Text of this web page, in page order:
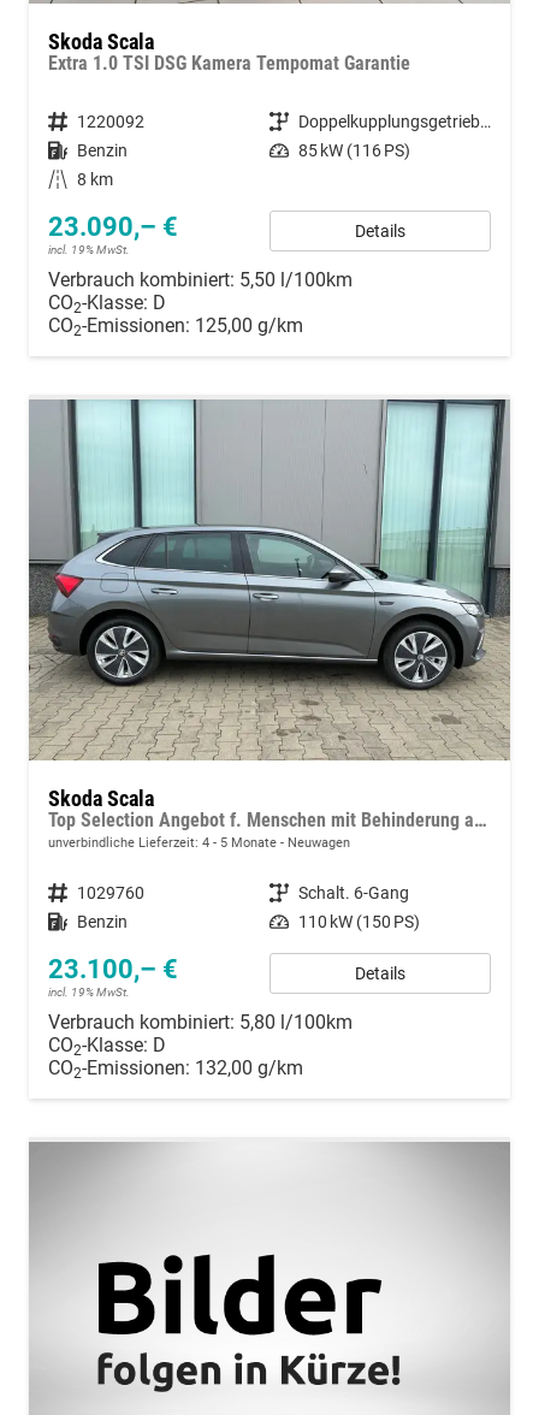
Skoda Scala
Extra 1.0 TSI DSG Kamera Tempomat Garantie
Fahrzeugnummer 1220092 Getriebe
Doppelkupplungsgetriebe (DSG)
Kraftstoff Benzin Leistung 85 kW (116 PS)
Kilometerstand 8 km
23.090,– €
incl. 19% MwSt.
Details
Verbrauch kombiniert: 5,50 l/100km
CO2-Klasse: D
CO2-Emissionen: 125,00 g/km
Skoda Scala
Top Selection Angebot f. Menschen mit Behinderung ab 50 %! 1.5 TSI 150PS, 16"-Leichtmetallräder, Climatronic, Verlängerte Heckscheibe, SunSet, Parksensoren hinten, Winter-Paket, M-Lederlenkrad beheizt, LED-Scheinwerfer, Tempomat, Virtual Cockpit, Radio 8", SmartLink,
unverbindliche Lieferzeit: 4 - 5 Monate Neuwagen
Fahrzeugnummer 1029760 Getriebe Schalt. 6-Gang
Kraftstoff Benzin Leistung 110 kW (150 PS)
23.100,– €
incl. 19% MwSt.
Details
Verbrauch kombiniert: 5,80 l/100km
CO2-Klasse: D
CO2-Emissionen: 132,00 g/km